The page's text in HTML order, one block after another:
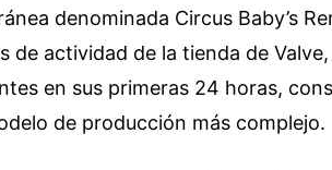
denominada Circus Baby’s
de actividad de la tienda de
en sus primeras 24 horas,
de producción más complejo.